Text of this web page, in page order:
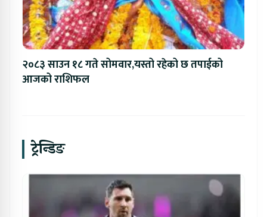
२०८३ साउन १८ गते सोमवार,यस्तो रहेको छ तपाईको
आजको राशिफल
ट्रेन्डिङ